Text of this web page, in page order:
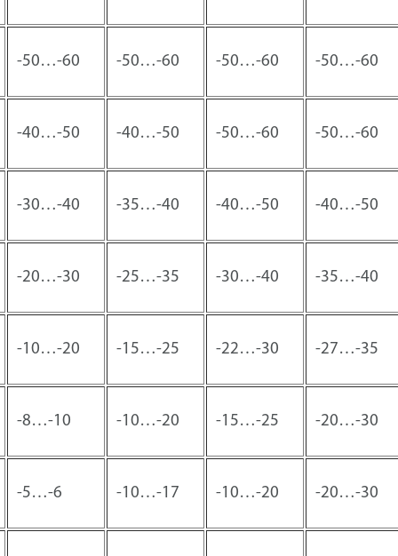
-50…-60 -50…-60 -50…-60 -50…-60
-40…-50 -40…-50 -50…-60 -50…-60
-30…-40 -35…-40 -40…-50 -40…-50
-20…-30 -25…-35 -30…-40 -35…-40
-10…-20 -15…-25 -22…-30 -27…-35
-8…-10 -10…-20 -15…-25 -20…-30
-5…-6 -10…-17 -10…-20 -20…-30